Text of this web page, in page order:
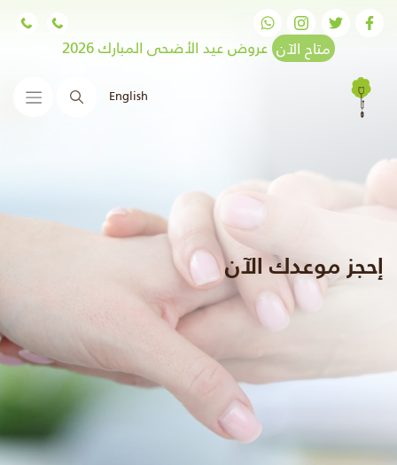
متاح الآن عروض عيد الأضحى المبارك 2026
English البحث
إحجز موعدك الآن